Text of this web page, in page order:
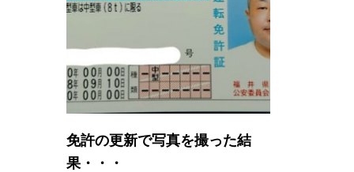
免許の更新で写真を撮った結
果・・・